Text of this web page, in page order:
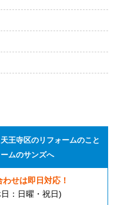
王寺区のリフォームのこと
ムのサンズへ
せは即日対応！
：日曜・祝日)